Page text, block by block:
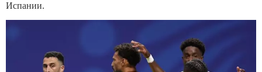
Испании.